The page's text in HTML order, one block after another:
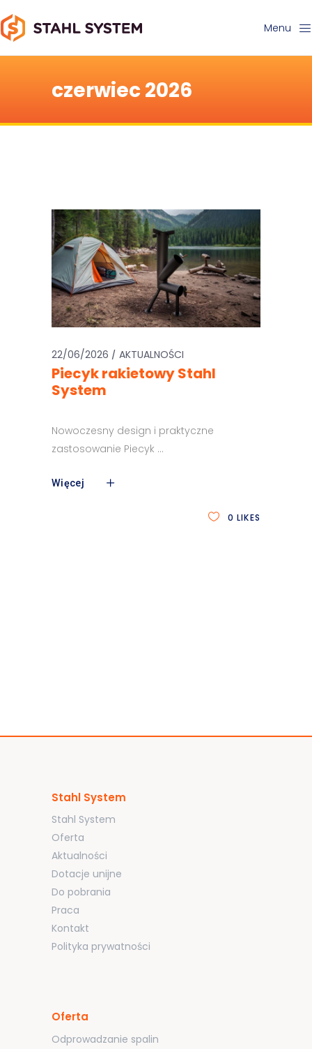
Menu
czerwiec 2026
22/06/2026 AKTUALNOŚCI
Piecyk rakietowy Stahl
System
Nowoczesny design i praktyczne
zastosowanie Piecyk
Więcej
0 LIKES
Stahl System
Stahl System
Oferta
Aktualności
Dotacje unijne
Do pobrania
Praca
Kontakt
Polityka prywatności
Oferta
Odprowadzanie spalin